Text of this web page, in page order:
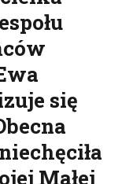
się
Małej